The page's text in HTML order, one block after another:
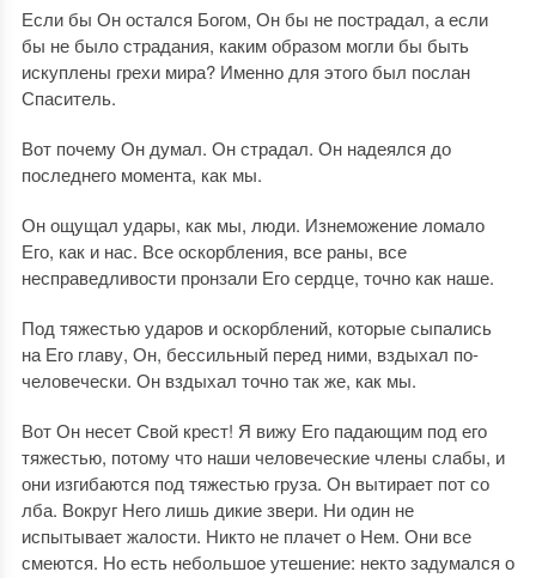
Если бы Он остался Богом, Он бы не пострадал, а если
бы не было страдания, каким образом могли бы быть
искуплены грехи мира? Именно для этого был послан
Спаситель.
Вот почему Он думал. Он страдал. Он надеялся до
последнего момента, как мы.
Он ощущал удары, как мы, люди. Изнеможение ломало
Его, как и нас. Все оскорбления, все раны, все
несправедливости пронзали Его сердце, точно как наше.
Под тяжестью ударов и оскорблений, которые сыпались
на Его главу, Он, бессильный перед ними, вздыхал по-
человечески. Он вздыхал точно так же, как мы.
Вот Он несет Свой крест! Я вижу Его падающим под его
тяжестью, потому что наши человеческие члены слабы, и
они изгибаются под тяжестью груза. Он вытирает пот со
лба. Вокруг Него лишь дикие звери. Ни один не
испытывает жалости. Никто не плачет о Нем. Они все
смеются. Но есть небольшое утешение: некто задумался о